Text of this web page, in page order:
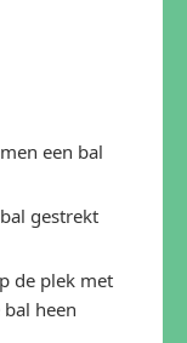
een bal
gestrekt
de plek met
heen